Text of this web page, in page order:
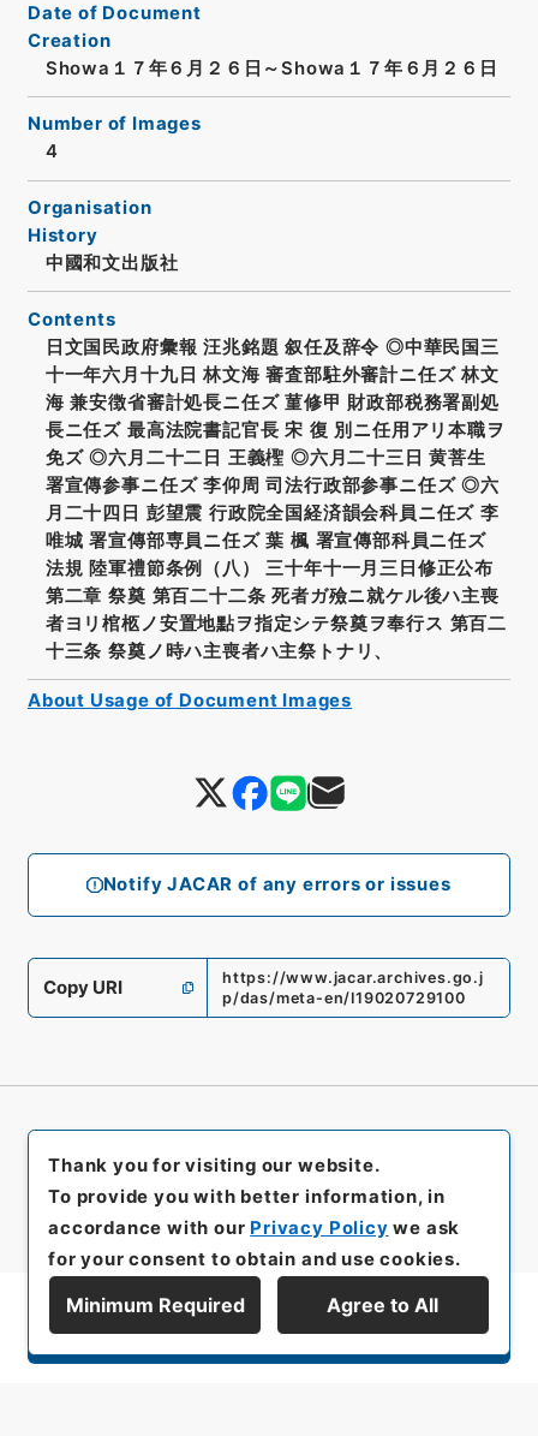
Notify JACAR of any errors or issues
Date of Document
Creation
Showa１７年６月２６日～Showa１７年６月２６日
Number of Images
4
Organisation
History
中國和文出版社
Contents
日文国民政府彙報 汪兆銘題 叙任及辞令 ◎中華民国三
十一年六月十九日 林文海 審査部駐外審計ニ任ズ 林文
海 兼安徴省審計処長ニ任ズ 菫修甲 財政部税務署副処
長ニ任ズ 最高法院書記官長 宋 復 別ニ任用アリ本職ヲ
免ズ ◎六月二十二日 王義檉 ◎六月二十三日 黄菩生
署宣傳参事ニ任ズ 李仰周 司法行政部参事ニ任ズ ◎六
月二十四日 彭望震 行政院全国経済韻会科員ニ任ズ 李
唯城 署宣傳部専員ニ任ズ 葉 楓 署宣傳部科員ニ任ズ
法規 陸軍禮節条例（八） 三十年十一月三日修正公布
第二章 祭奠 第百二十二条 死者ガ殮ニ就ケル後ハ主喪
者ヨリ棺柩ノ安置地點ヲ指定シテ祭奠ヲ奉行ス 第百二
十三条 祭奠ノ時ハ主喪者ハ主祭トナリ、
Copy URI
https://www.jacar.archives.go.j
p/das/meta-en/I19020729100
About Usage of Document Images
Display Series Hierarchy
Thank you for visiting our website.
To provide you with better information, in
accordance with our Privacy Policy we ask
for your consent to obtain and use cookies.
Minimum Required Agree to All